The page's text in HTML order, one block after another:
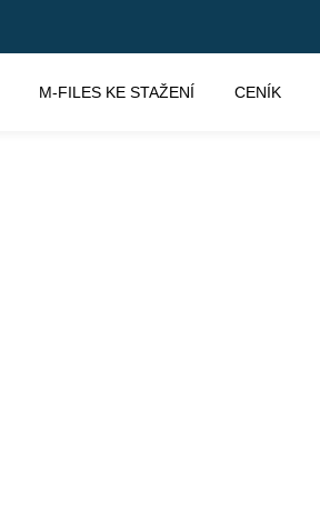
M-FILES KE STAŽENÍ CENÍK